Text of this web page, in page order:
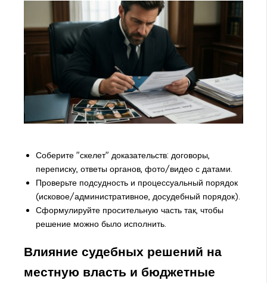
Соберите "скелет" доказательств: договоры,
переписку, ответы органов, фото/видео с датами.
Проверьте подсудность и процессуальный порядок
(исковое/административное, досудебный порядок).
Сформулируйте просительную часть так, чтобы
решение можно было исполнить.
Влияние судебных решений на
местную власть и бюджетные